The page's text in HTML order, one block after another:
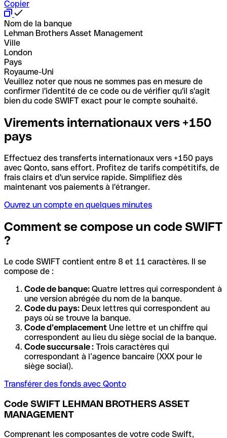
Copier
Nom de la banque
Lehman Brothers Asset Management
Ville
London
Pays
Royaume-Uni
Veuillez noter que nous ne sommes pas en mesure de
confirmer l'identité de ce code ou de vérifier qu'il s'agit
bien du code SWIFT exact pour le compte souhaité.
Virements internationaux vers +150
pays
Effectuez des transferts internationaux vers +150 pays
avec Qonto, sans effort. Profitez de tarifs compétitifs, de
frais clairs et d'un service rapide. Simplifiez dès
maintenant vos paiements à l'étranger.
Ouvrez un compte en quelques minutes
Comment se compose un code SWIFT
?
Le code SWIFT contient entre 8 et 11 caractères. Il se
compose de :
Code de banque: Quatre lettres qui correspondent à
une version abrégée du nom de la banque.
Code du pays: Deux lettres qui correspondent au
pays où se trouve la banque.
Code d’emplacement Une lettre et un chiffre qui
correspondent au lieu du siège social de la banque.
Code succursale : Trois caractères qui
correspondant à l’agence bancaire (XXX pour le
siège social).
Transférer des fonds avec Qonto
Code SWIFT LEHMAN BROTHERS ASSET
MANAGEMENT
Comprenant les composantes de votre code Swift,